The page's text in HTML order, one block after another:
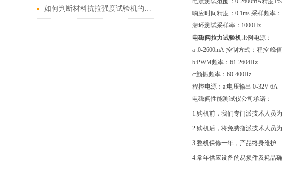
如何判断材料抗拉强度试验机的测试数据是否准确？
响应时间精度：0.1ms 采样频率
滞环测试采样率：1000Hz
电磁阀拉力试验机比例电源：
a :0-2600mA 控制方式：程控 峰
b:PWM频率：61-2604Hz
c:颤振频率：60-400Hz
程控电源：a:电压输出 0-32V 6A
电磁阀性能测试仪公司承诺：
1.购机前，我们专门派技术人员
2.购机后，将免费指派技术人员
3.整机保修一年，产品终身维护
4.常年供应设备的易损件及耗品